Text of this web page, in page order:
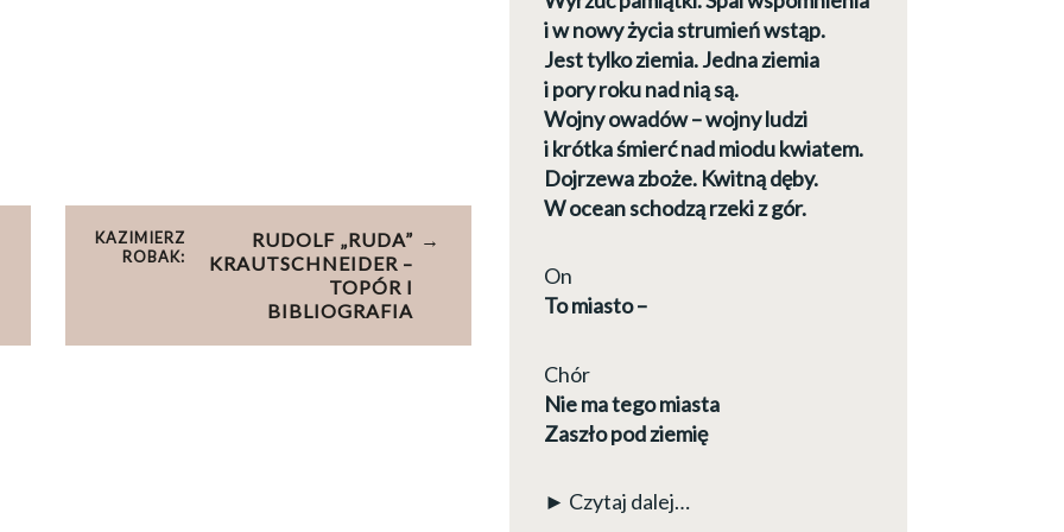
KAZIMIERZ
ROBAK:
RUDOLF „RUDA”
KRAUTSCHNEIDER –
TOPÓR I
BIBLIOGRAFIA
i w nowy życia strumień wstąp.
Jest tylko ziemia. Jedna ziemia
i pory roku nad nią są.
Wojny owadów – wojny ludzi
i krótka śmierć nad miodu kwiatem.
Dojrzewa zboże. Kwitną dęby.
W ocean schodzą rzeki z gór.
On
To miasto –
Chór
Nie ma tego miasta
Zaszło pod ziemię
► Czytaj dalej…